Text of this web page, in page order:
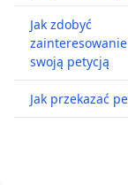
Jak zdobyć
swoją petycją
Jak przekazać